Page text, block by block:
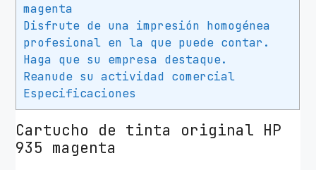
l
H
P
magenta
Disfrute de una impresión homogénea
profesional en la que puede contar.
Haga que su empresa destaque.
Reanude su actividad comercial
Especificaciones
Cartucho de tinta original HP
935 magenta